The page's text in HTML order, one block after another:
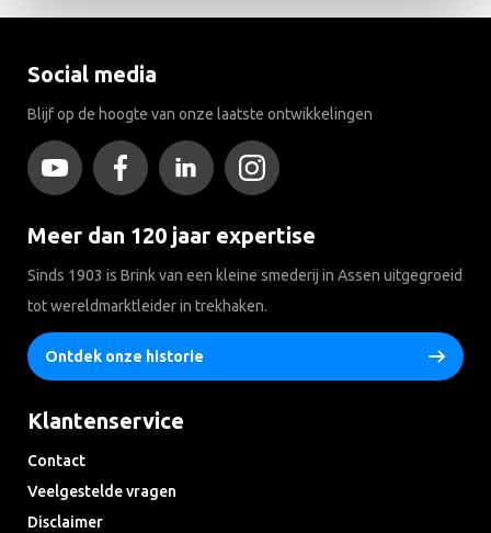
Social media
Blijf op de hoogte van onze laatste ontwikkelingen
Meer dan 120 jaar expertise
Sinds 1903 is Brink van een kleine smederij in Assen uitgegroeid
tot wereldmarktleider in trekhaken.
Ontdek onze historie
Klantenservice
Contact
Veelgestelde vragen
Disclaimer